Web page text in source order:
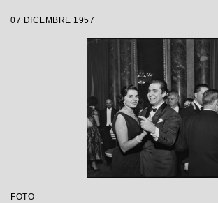
la regia di Margherita
quale è stata inaugurata la
lirica 1957-1958 del Teatro
07 DICEMBRE 1957
FOTO